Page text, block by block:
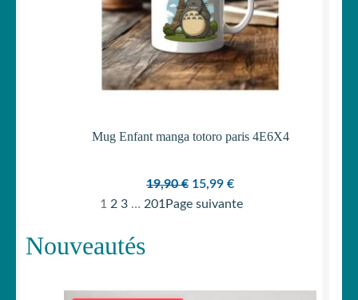
Mug Enfant manga totoro paris 4E6X4
19,90€ Le
prix
15,99 €Le
prix
1 2 3 … 201Page suivante
Nouveautés